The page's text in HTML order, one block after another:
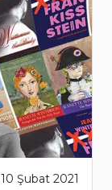
10 Şubat 2021